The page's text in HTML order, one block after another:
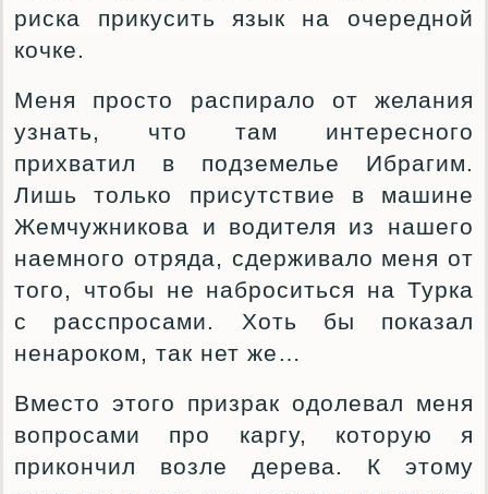
риска прикусить язык на очередной
кочке.
Меня просто распирало от желания
узнать, что там интересного
прихватил в подземелье Ибрагим.
Лишь только присутствие в машине
Жемчужникова и водителя из нашего
наемного отряда, сдерживало меня от
того, чтобы не наброситься на Турка
с расспросами. Хоть бы показал
ненароком, так нет же…
Вместо этого призрак одолевал меня
вопросами про каргу, которую я
прикончил возле дерева. К этому